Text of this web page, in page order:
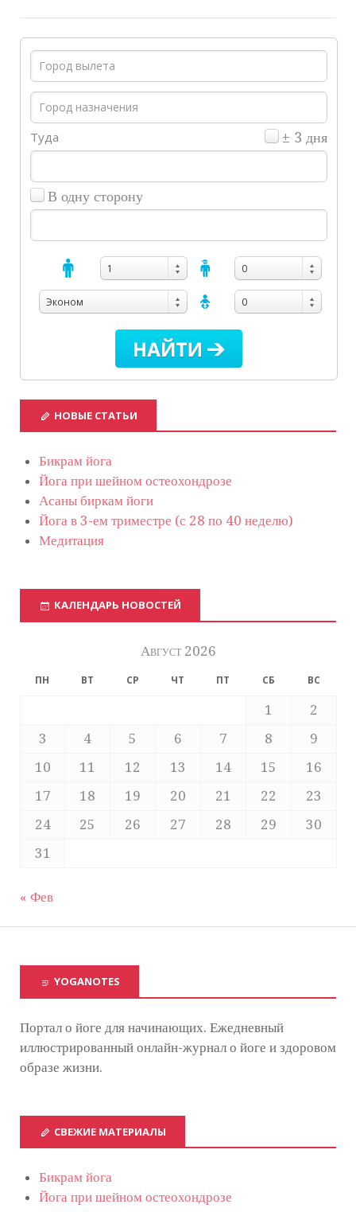
Туда ± 3 дня
В одну сторону
1 0
Эконом 0
НОВЫЕ СТАТЬИ
Бикрам йога
Йога при шейном остеохондрозе
Асаны биркам йоги
Йога в 3-ем триместре (с 28 по 40 неделю)
Медитация
КАЛЕНДАРЬ НОВОСТЕЙ
Август 2026
ПН ВТ СР ЧТ ПТ СБ ВС
1
2
3
4 5 6 7 8
9
10
11 12 13 14 15
16
17
18 19 20 21 22
23
24
25 26 27 28 29
30
31
« Фев
YOGANOTES
Портал о йоге для начинающих. Ежедневный
иллюстрированный онлайн-журнал о йоге и здоровом
образе жизни.
СВЕЖИЕ МАТЕРИАЛЫ
Бикрам йога
Йога при шейном остеохондрозе